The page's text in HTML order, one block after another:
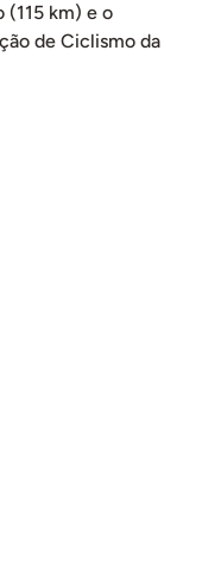
(115 km) e o
de Ciclismo da